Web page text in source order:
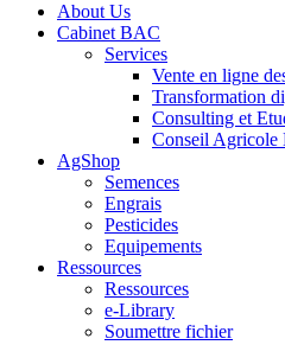
About Us
Cabinet BAC
Services
Vente en ligne
Transformation
Consulting et
Conseil Agricole
AgShop
Semences
Engrais
Pesticides
Equipements
Ressources
Ressources
e-Library
Soumettre fichier